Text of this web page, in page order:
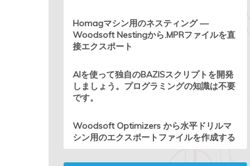
Homagマシン用のネスティング —
Woodsoft Nestingから.MPRファイルを直
接エクスポート
AIを使って独自のBAZISスクリプトを開発
しましょう。プログラミングの知識は不要
です。
Woodsoft Optimizers から水平ドリルマ
シン用のエクスポートファイルを作成する